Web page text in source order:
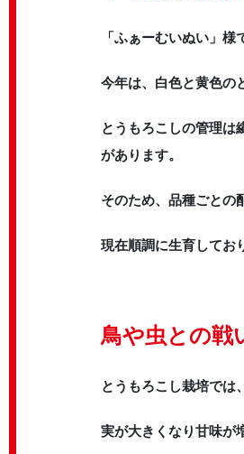
「ふぁーむいぬい」
今年は、白色と黄色の
とうもろこしの管理は
があります。
そのため、品種ごとの
現在順調に生育してお
鳥や虫との戦
とうもろこし栽培では
実が大きくなり甘味が